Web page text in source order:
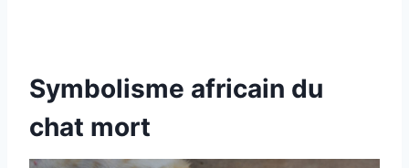
Symbolisme africain du
chat mort